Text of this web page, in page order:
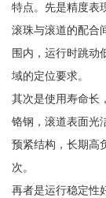
特点。先是精度表
滚珠与滚道的配合
围内，运行时跳动
域的定位要求。
其次是使用寿命长
铬钢，滚道表面光
预紧结构，长期高
次。
再者是运行稳定性